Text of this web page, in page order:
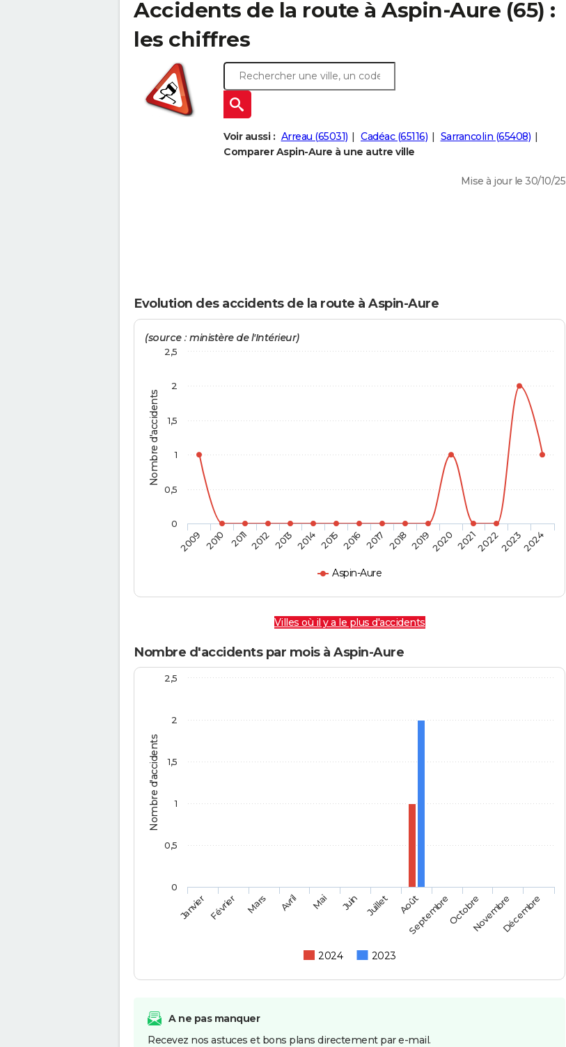
Accidents de la route à Aspin-Aure (65) :
les chiffres
Voir aussi : Arreau (65031) Cadéac (65116)
Sarrancolin (65408)
Comparer Aspin-Aure à une autre ville
Mise à jour le 30/10/25
Evolution des accidents de la route à Aspin-Aure
Nombre d'accidents
(source : ministère de l'Intérieur)
Aspin-Aure
2009 2010 2011 2012 2013 2014 2015 2016 2017 2018 20192020 2021202220232024
0
0,5
1
1,5
2
2,5
Villes où il y a le plus d'accidents
Nombre d'accidents par mois à Aspin-Aure
Nombre d'accidents
2024 2023
Janvier Février Mars Avril Mai Juin Juillet Août
SeptembreOctobreNovembreDécembre
0
0,5
1
1,5
2
2,5
A ne pas manquer
Recevez nos astuces et bons plans directement par e-mail.